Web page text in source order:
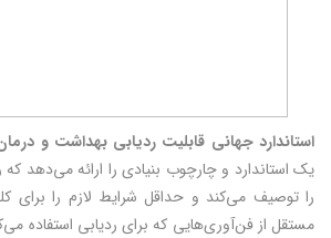
استاندارد جهانی قابلیت ردیابی بهداشت و
یک استاندارد و چارچوب بنیادی را ارائه می‌دهد که
را توصیف می‌کند و حداقل شرایط لازم را برای
مستقل از فن‌آوری‌هایی که برای ردیابی استفاده